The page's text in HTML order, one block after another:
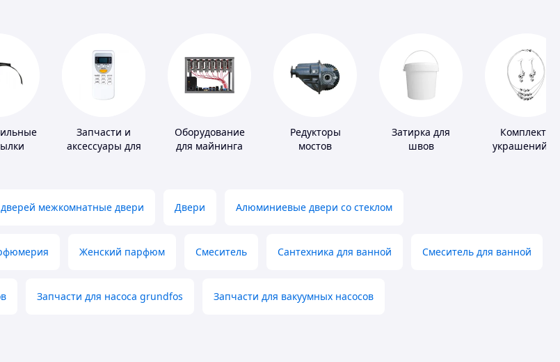
Запчасти и
аксессуары для
Оборудование
для майнинга
Редукторы
мостов
Затирка для
швов
Комплекты
украшений
межкомнатные двери Двери Алюминиевые двери со стеклом
Женский парфюм Смеситель Сантехника для ванной Смеситель для ванной
Запчасти для насоса grundfos Запчасти для вакуумных насосов